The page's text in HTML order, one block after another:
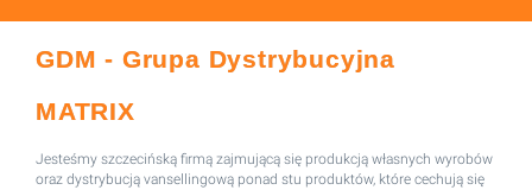
GDM - Grupa Dystrybucyjna
MATRIX
Jesteśmy szczecińską firmą zajmującą się produkcją własnych wyrobów
oraz dystrybucją vansellingową ponad stu produktów, które cechują się